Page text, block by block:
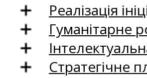
Реалізація
Гуманітарне
Стратегічне